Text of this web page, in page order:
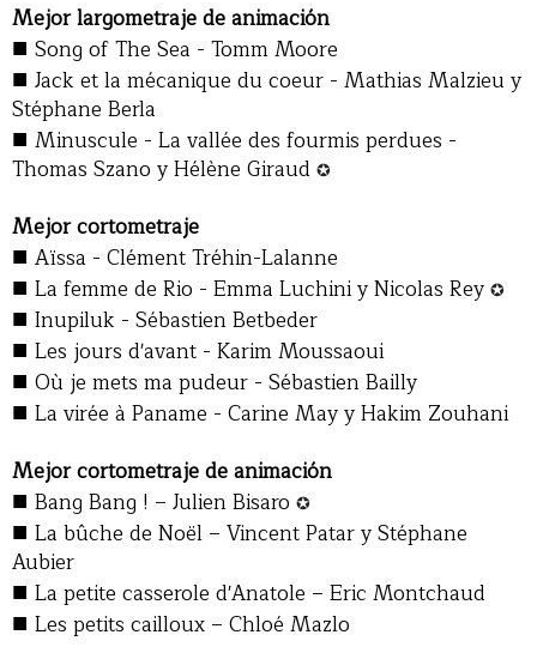
Mejor largometraje de animación
■ Song of The Sea - Tomm Moore
■ Jack et la mécanique du coeur - Mathias Malzieu y
Stéphane Berla
■ Minuscule - La vallée des fourmis perdues -
Thomas Szano y Hélène Giraud ✪
Mejor cortometraje
■ Aïssa - Clément Tréhin-Lalanne
■ La femme de Rio - Emma Luchini y Nicolas Rey ✪
■ Inupiluk - Sébastien Betbeder
■ Les jours d'avant - Karim Moussaoui
■ Où je mets ma pudeur - Sébastien Bailly
■ La virée à Paname - Carine May y Hakim Zouhani
Mejor cortometraje de animación
■ Bang Bang ! – Julien Bisaro ✪
■ La bûche de Noël – Vincent Patar y Stéphane
Aubier
■ La petite casserole d'Anatole – Eric Montchaud
■ Les petits cailloux – Chloé Mazlo